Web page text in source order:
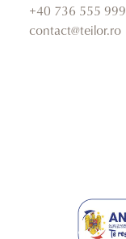
+40 736 555 999
contact@teilor.ro